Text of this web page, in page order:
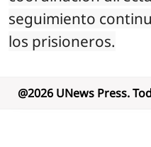
seguimiento
los prisioneros.
@2026 UNews Press.